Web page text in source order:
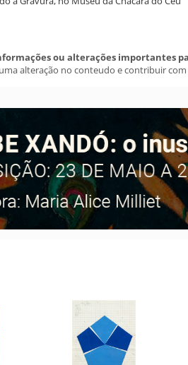
ou alterações importantes
alteração no conteudo e contribuir